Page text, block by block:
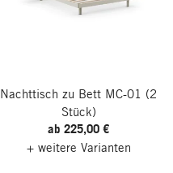
Nachttisch zu Bett MC-01 (2
Stück)
ab 225,00 €
+ weitere Varianten